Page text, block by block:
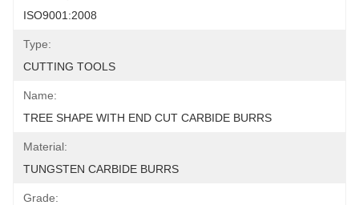
ISO9001:2008
Type:
CUTTING TOOLS
Name:
TREE SHAPE WITH END CUT CARBIDE BURRS
Material:
TUNGSTEN CARBIDE BURRS
Grade: